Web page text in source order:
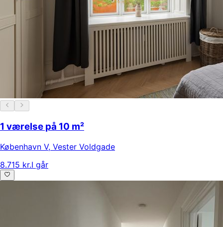
1 værelse på 10 m²
København V, Vester Voldgade
8.715 kr.I går